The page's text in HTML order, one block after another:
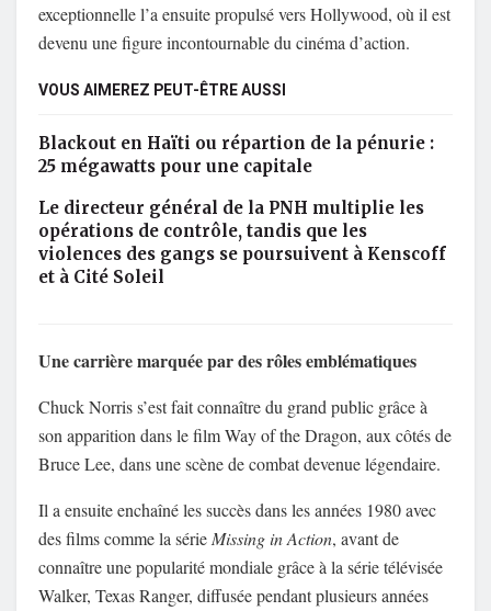
exceptionnelle l’a ensuite propulsé vers Hollywood, où il est
devenu une figure incontournable du cinéma d’action.
VOUS AIMEREZ PEUT-ÊTRE AUSSI
Blackout en Haïti ou répartion de la pénurie :
25 mégawatts pour une capitale
Le directeur général de la PNH multiplie les
opérations de contrôle, tandis que les
violences des gangs se poursuivent à Kenscoff
et à Cité Soleil
Une carrière marquée par des rôles emblématiques
Chuck Norris s’est fait connaître du grand public grâce à
son apparition dans le filmWay of the Dragon, aux côtés de
Bruce Lee, dans une scène de combat devenue légendaire.
Il a ensuite enchaîné les succès dans les années 1980 avec
des films comme la série Missing in Action, avant de
connaître une popularité mondiale grâce à la série télévisée
Walker, Texas Ranger, diffusée pendant plusieurs années